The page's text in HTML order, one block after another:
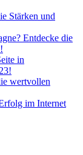
Stärken und
Entdecke die
in
wertvollen
im Internet